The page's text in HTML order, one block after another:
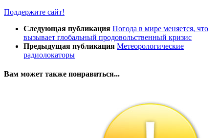
Поддержите сайт!
Следующая публикация Погода в мире меняется, что
вызывает глобальный продовольственный кризис
Предыдущая публикация Метеорологические
радиолокаторы
Вам может также понравиться...